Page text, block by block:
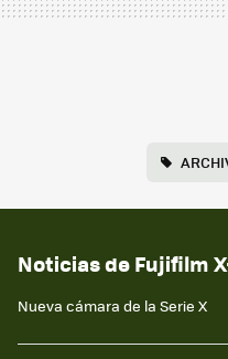
Noticias de Fujifilm
Nueva cámara de la Serie X